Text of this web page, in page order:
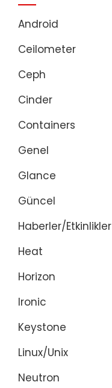
Android
Ceilometer
Ceph
Cinder
Containers
Genel
Glance
Güncel
Haberler/Etkinlikler
Heat
Horizon
Ironic
Keystone
Linux/Unix
Neutron